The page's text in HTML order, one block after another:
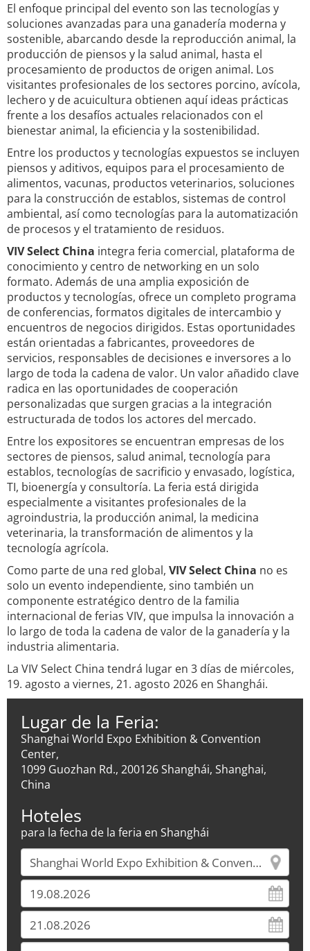
El enfoque principal del evento son las tecnologías y
soluciones avanzadas para una ganadería moderna y
sostenible, abarcando desde la reproducción animal, la
producción de piensos y la salud animal, hasta el
procesamiento de productos de origen animal. Los
visitantes profesionales de los sectores porcino, avícola,
lechero y de acuicultura obtienen aquí ideas prácticas
frente a los desafíos actuales relacionados con el
bienestar animal, la eficiencia y la sostenibilidad.
Entre los productos y tecnologías expuestos se incluyen
piensos y aditivos, equipos para el procesamiento de
alimentos, vacunas, productos veterinarios, soluciones
para la construcción de establos, sistemas de control
ambiental, así como tecnologías para la automatización
de procesos y el tratamiento de residuos.
VIV Select China integra feria comercial, plataforma de
conocimiento y centro de networking en un solo
formato. Además de una amplia exposición de
productos y tecnologías, ofrece un completo programa
de conferencias, formatos digitales de intercambio y
encuentros de negocios dirigidos. Estas oportunidades
están orientadas a fabricantes, proveedores de
servicios, responsables de decisiones e inversores a lo
largo de toda la cadena de valor. Un valor añadido clave
radica en las oportunidades de cooperación
personalizadas que surgen gracias a la integración
estructurada de todos los actores del mercado.
Entre los expositores se encuentran empresas de los
sectores de piensos, salud animal, tecnología para
establos, tecnologías de sacrificio y envasado, logística,
TI, bioenergía y consultoría. La feria está dirigida
especialmente a visitantes profesionales de la
agroindustria, la producción animal, la medicina
veterinaria, la transformación de alimentos y la
tecnología agrícola.
Como parte de una red global, VIV Select China no es
solo un evento independiente, sino también un
componente estratégico dentro de la familia
internacional de ferias VIV, que impulsa la innovación a
lo largo de toda la cadena de valor de la ganadería y la
industria alimentaria.
La VIV Select China tendrá lugar en 3 días de miércoles,
19. agosto a viernes, 21. agosto 2026 en Shanghái.
Lugar de la Feria:
Shanghai World Expo Exhibition & Convention
Center,
1099 Guozhan Rd., 200126 Shanghái, Shanghai,
China
Hoteles
para la fecha de la feria en Shanghái